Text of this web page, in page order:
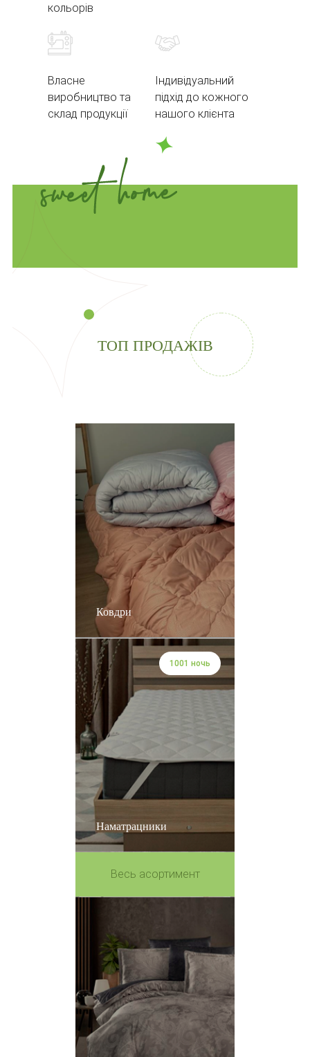
кольорів
Власне
виробництво та
склад продукції
Індивідуальний
підхід до кожного
нашого клієнта
ТОП ПРОДАЖІВ
Ковдри
Наматрацники
1001 ночь
Весь асортимент